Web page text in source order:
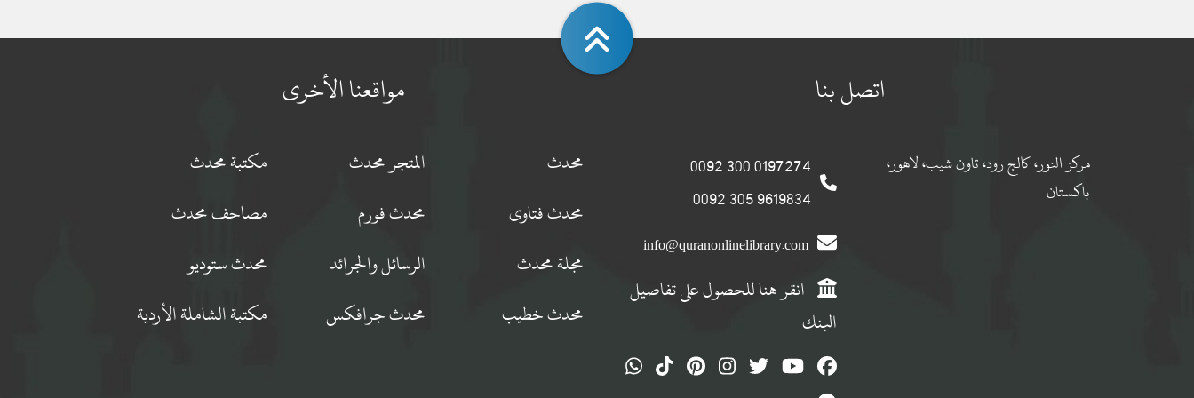
اتصل بنا
مركز النور، كالج رود، تاون شيب، لاهور،
باكستان
0197274 300 0092
9619834 305 0092
info@quranonlinelibrary.com
انقر هنا للحصول على تفاصيل
البنك
مواقعنا الأخرى
محدث المتجر محدث
مكتبة محدث
محدث فتاوى
محدث فورم
مصاحف محدث
مجلة محدث
الرسائل والجرائد
محدث ستوديو
محدث خطيب
محدث جرافكس مكتبة الشاملة الأردية